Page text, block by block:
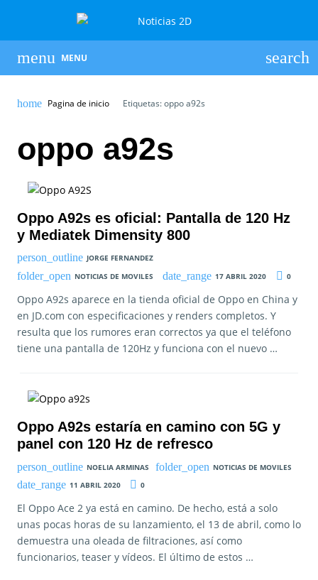
MENU
Pagina de inicio Etiquetas: oppo a92s
oppo a92s
Oppo A92s es oficial: Pantalla de 120 Hz
y Mediatek Dimensity 800
JORGE FERNANDEZ
NOTICIAS DE MOVILES
17 ABRIL 2020 0
Oppo A92s aparece en la tienda oficial de Oppo en China y
en JD.com con especificaciones y renders completos. Y
resulta que los rumores eran correctos ya que el teléfono
tiene una pantalla de 120Hz y funciona con el nuevo …
Oppo A92s estaría en camino con 5G y
panel con 120 Hz de refresco
NOELIA ARMINAS
NOTICIAS DE MOVILES
11 ABRIL 2020
0
El Oppo Ace 2 ya está en camino. De hecho, está a solo
unas pocas horas de su lanzamiento, el 13 de abril, como lo
demuestra una oleada de filtraciones, así como
funcionarios, teaser y vídeos. El último de estos …